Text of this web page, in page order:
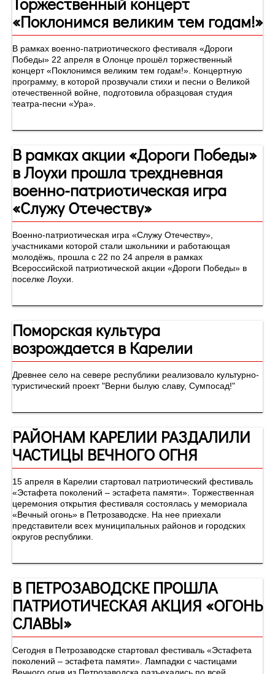
«Поклонимся великим тем годам!»
В рамках военно-патриотического фестиваля «Дороги
Победы» 22 апреля в Олонце прошёл торжественный
концерт «Поклонимся великим тем годам!». Концертную
программу, в которой прозвучали стихи и песни о Великой
отечественной войне, подготовила образцовая студия
театра-песни «Ура».
В рамках акции «Дороги Победы»
в Лоухи прошла трехдневная
военно-патриотическая игра
«Служу Отечеству»
Военно-патриотическая игра «Служу Отечеству»,
участниками которой стали школьники и работающая
молодёжь, прошла с 22 по 24 апреля в рамках
Всероссийской патриотической акции «Дороги Победы» в
поселке Лоухи.
Поморская культура
возрождается в Карелии
Древнее село на севере республики реализовало культурно-
туристический проект "Верни былую славу, Сумпосад!"
РАЙОНАМ КАРЕЛИИ РАЗДАЛИЛИ
ЧАСТИЦЫ ВЕЧНОГО ОГНЯ
15 апреля в Карелии стартовал патриотический фестиваль
«Эстафета поколений – эстафета памяти». Торжественная
церемония открытия фестиваля состоялась у мемориала
«Вечный огонь» в Петрозаводске. На нее приехали
представители всех муниципальных районов и городских
округов республики.
В ПЕТРОЗАВОДСКЕ ПРОШЛА
ПАТРИОТИЧЕСКАЯ АКЦИЯ «ОГОНЬ
СЛАВЫ»
Сегодня в Петрозаводске стартовал фестиваль «Эстафета
поколений – эстафета памяти». Лампадки с частицами